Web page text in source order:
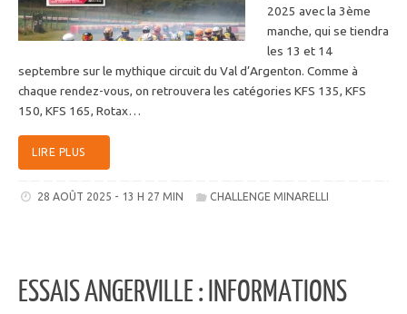
2025 avec la 3ème
manche, qui se tiendra
les 13 et 14
septembre sur le mythique circuit du Val d’Argenton. Comme à
chaque rendez-vous, on retrouvera les catégories KFS 135, KFS
150, KFS 165, Rotax…
LIRE PLUS
28 AOÛT 2025 - 13 H 27 MIN CHALLENGE MINARELLI
ESSAIS ANGERVILLE : INFORMATIONS